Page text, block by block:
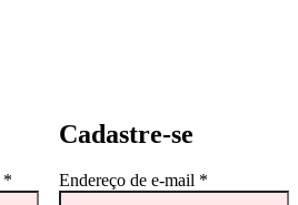
* Obrigatório
Cadastre-se
Endereço de e-mail *Obrigatório